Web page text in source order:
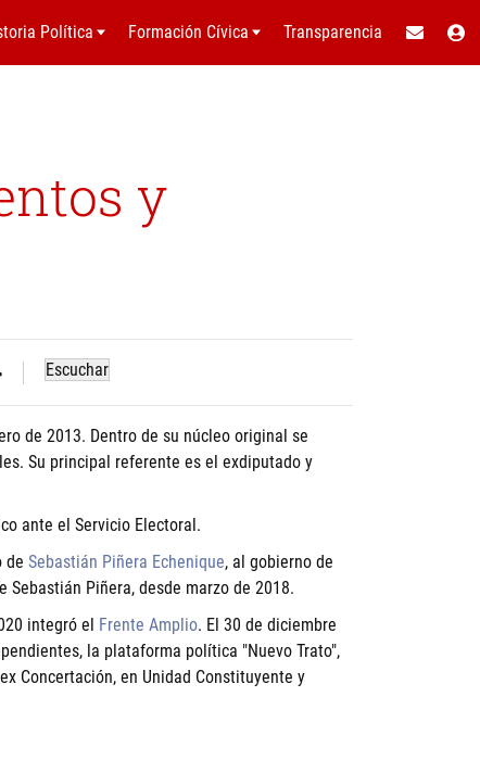
Política Formación Cívica Transparencia
y
Escuchar
de 2013. Dentro de su núcleo original se
Su principal referente es el exdiputado y
ante el Servicio Electoral.
de Sebastián Piñera Echenique, al gobierno de
Piñera, desde marzo de 2018.
integró el Frente Amplio. El 30 de diciembre
la plataforma política "Nuevo Trato",
Concertación, en Unidad Constituyente y